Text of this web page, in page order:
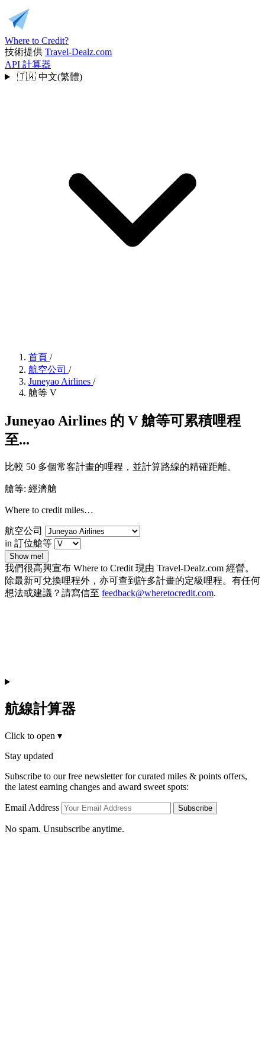
Where to Credit?
技術提供 Travel-Dealz.com
API 計算器
🇹🇼 中文(繁體)
首頁 /
航空公司 /
Juneyao Airlines /
艙等 V
Juneyao Airlines 的 V 艙等可累積哩程
至...
比較 50 多個常客計畫的哩程，並計算路線的精確距離。
艙等: 經濟艙
Where to credit miles…
航空公司
in 訂位艙等
Show me!
我們很高興宣布 Where to Credit 現由 Travel-Dealz.com 經營。
除最新可兌換哩程外，亦可查到許多計畫的定級哩程。有任何
想法或建議？請寫信至 feedback@wheretocredit.com.
航線計算器
Click to open ▾
Stay updated
Subscribe to our free newsletter for curated miles & points offers,
the latest earning changes and award sweet spots:
Email Address Subscribe
No spam. Unsubscribe anytime.